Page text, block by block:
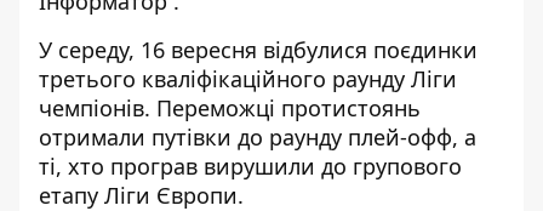
У середу, 16 вересня відбулися поєдинки
третього кваліфікаційного раунду Ліги
чемпіонів. Переможці протистоянь
отримали путівки до раунду плей-офф, а
ті, хто програв вирушили до групового
етапу Ліги Європи.